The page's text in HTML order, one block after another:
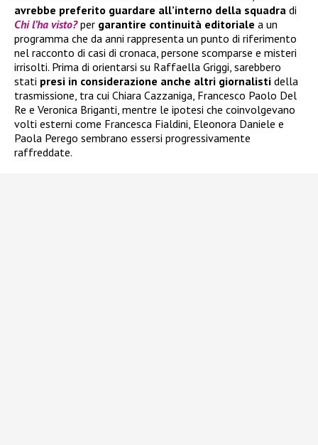
avrebbe preferito guardare all’interno della squadra di
Chi l’ha visto? per garantire continuità editoriale a un
programma che da anni rappresenta un punto di riferimento
nel racconto di casi di cronaca, persone scomparse e misteri
irrisolti. Prima di orientarsi su Raffaella Griggi, sarebbero
stati presi in considerazione anche altri giornalisti della
trasmissione, tra cui Chiara Cazzaniga, Francesco Paolo Del
Re e Veronica Briganti, mentre le ipotesi che coinvolgevano
volti esterni come Francesca Fialdini, Eleonora Daniele e
Paola Perego sembrano essersi progressivamente
raffreddate.